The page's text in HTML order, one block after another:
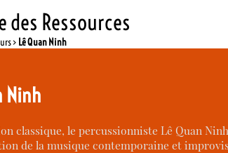
des Ressources
> Lê Quan Ninh
Ninh
classique, le percussionniste Lê Quan
de la musique contemporaine et